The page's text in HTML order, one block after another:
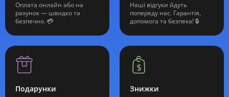
Оплата онлайн або на
рахунок — швидко та
безпечно. 💳
Наші відгуки йдуть
попереду нас. Гарантія,
допомога та безпека! 🔒
Подарунки Знижки